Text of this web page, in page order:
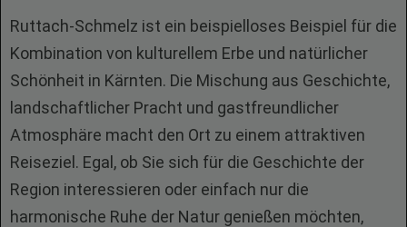
Ruttach-Schmelz ist ein beispielloses Beispiel für die
Kombination von kulturellem Erbe und natürlicher
Schönheit in Kärnten. Die Mischung aus Geschichte,
landschaftlicher Pracht und gastfreundlicher
Atmosphäre macht den Ort zu einem attraktiven
Reiseziel. Egal, ob Sie sich für die Geschichte der
Region interessieren oder einfach nur die
harmonische Ruhe der Natur genießen möchten,